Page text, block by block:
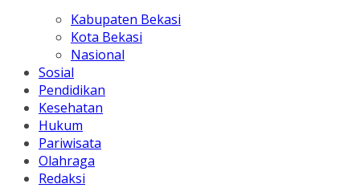
Kabupaten Bekasi
Kota Bekasi
Nasional
Sosial
Pendidikan
Kesehatan
Hukum
Pariwisata
Olahraga
Redaksi